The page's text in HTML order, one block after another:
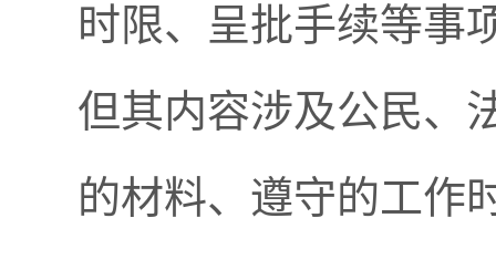
时限、呈批手续等事
但其内容涉及公民、
的材料、遵守的工作